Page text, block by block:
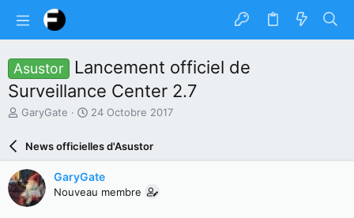
Asustor
Lancement officiel de
Surveillance Center 2.7
A
e
u
r
d
u
GaryGate
D
t
e
e
d
24 Octobre 2017
News officielles d'Asustor
GaryGate
Nouveau membre